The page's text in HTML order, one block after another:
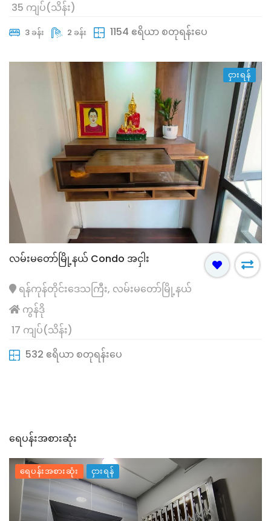
35 ကျပ်(သိန်း)
3 ခန်း 2 ခန်း 1154 ဧရိယာ စတုရန်းပေ
ငှားရန်
လမ်းမတော်မြို့နယ် Condo အငှါး
ရန်ကုန်တိုင်းဒေသကြီး, လမ်းမတော်မြို့နယ်
ကွန်ဒို
17 ကျပ်(သိန်း)
532 ဧရိယာ စတုရန်းပေ
ရေပန်းအစားဆုံး
ရေပန်းအစားဆုံး ငှားရန်